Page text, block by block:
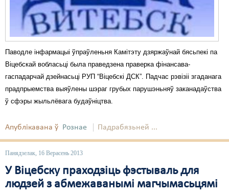
Паводле інфармацыі ўпраўленьня Камітэту дзяржаўнай бясьпекі па
Віцебскай вобласьці была праведзена праверка фінансава-
гаспадарчай дзейнасьці РУП “Віцебскі ДСК”. Падчас рэвізіі згаданага
прадпрыемства выяўлены шэраг грубых парушэньняў заканадаўства
ў сфэры жыльлёвага будаўніцтва.
Апублікавана ў Рознае Падрабязьней ...
Панядзелак, 16 Верасень 2013
У Віцебску праходзіць фэстываль для
людзей з абмежаванымі магчымасьцямі